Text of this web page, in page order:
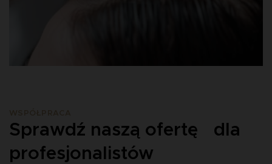
Sprawdź naszą ofertę dla
profesjonalistów